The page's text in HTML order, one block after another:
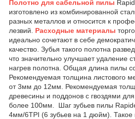
Полотно для сабельной пилы
изготовлено из комбинированной
разных металлов и относится к
лезвий. Расходные материалы
идеально сочетают в себе
качество. Зубья такого полотна
что значительно улучшает удаление
нагрев полотна. Общая длина пилы
Рекомендуемая толщина листового
от 3мм до 12мм. Рекомендуемая
древесины и поддонов с гвоздями
более 100мм. Шаг зубьев пилы
4мм/6TPI (6 зубьев на 1 дюйм). Такое